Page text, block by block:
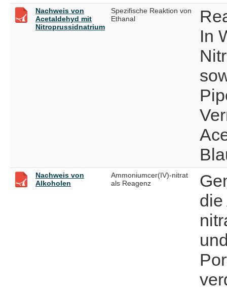
Nachweis von
Acetaldehyd mit
Nitroprussidnatrium
Spezifische Reaktion von
Ethanal
In
Nachweis von
Alkoholen
Ammoniumcer(IV)-nitrat
als Reagenz
die